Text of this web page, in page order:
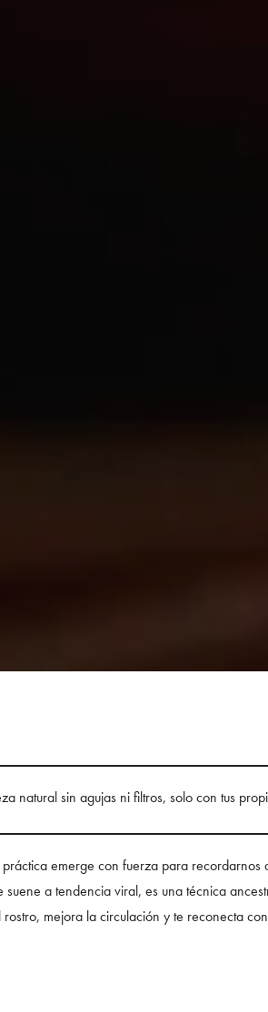
natural sin agujas ni filtros, solo con tus
emerge con fuerza para
suene a tendencia viral, es una técnica
mejora la circulación y te reconecta